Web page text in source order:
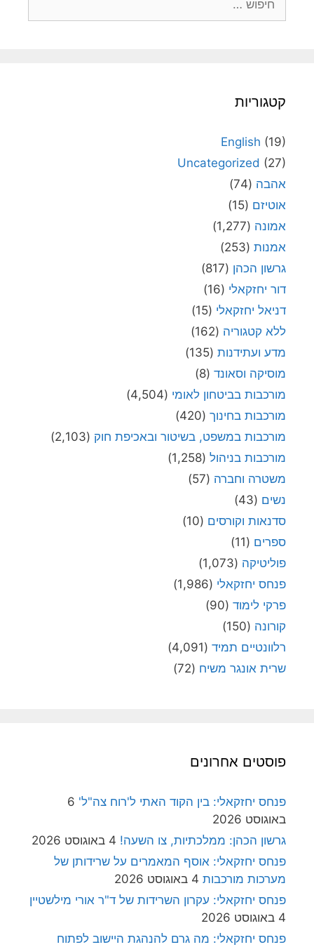
קטגוריות
English (19)
Uncategorized (27)
אהבה (74)
אוטיזם (15)
אמונה (1,277)
אמנות (253)
גרשון הכהן (817)
דור יחזקאלי (16)
דניאל יחזקאלי (15)
ללא קטגוריה (162)
מדע ועתידנות (135)
מוסיקה וסאונד (8)
מורכבות בביטחון לאומי (4,504)
מורכבות בחינוך (420)
מורכבות במשפט, בשיטור ובאכיפת חוק (2,103)
מורכבות בניהול (1,258)
משטרה וחברה (57)
נשים (43)
סדנאות וקורסים (10)
ספרים (11)
פוליטיקה (1,073)
פנחס יחזקאלי (1,986)
פרקי לימוד (90)
קורונה (150)
רלוונטיים תמיד (4,091)
שרית אונגר משיח (72)
פוסטים אחרונים
פנחס יחזקאלי: בין הקוד האתי ל'רוח צה"ל' 6
באוגוסט 2026
גרשון הכהן: ממלכתיות, צו השעה! 4 באוגוסט 2026
פנחס יחזקאלי: אוסף המאמרים על שרידותן של
מערכות מורכבות 4 באוגוסט 2026
פנחס יחזקאלי: עקרון השרידות של ד"ר אורי מילשטיין
4 באוגוסט 2026
פנחס יחזקאלי: מה גרם להנהגת היישוב לפתוח